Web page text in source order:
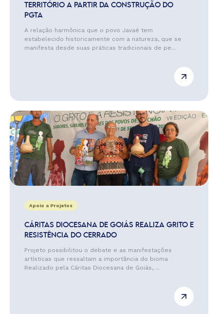
TERRITÓRIO A PARTIR DA CONSTRUÇÃO DO
PGTA
A relação harmônica que o povo Javaé tem
estabelecido historicamente com a natureza, que se
manifesta desde suas práticas tradicionais de pe...
Apoio a Projetos
CÁRITAS DIOCESANA DE GOIÁS REALIZA GRITO E
RESISTÊNCIA DO CERRADO
Projeto possibilitou o debate e as manifestações
artísticas que ressaltam a importância do bioma
Realizado pela Cáritas Diocesana de Goiás, ...